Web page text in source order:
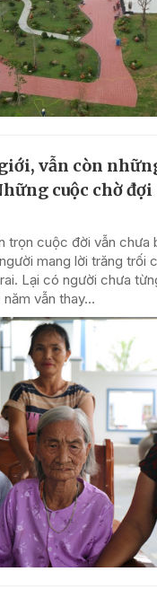
vẫn còn
cuộc chờ
trọn cuộc đời vẫn chưa
mang lời trăng trối
Lại có người chưa
vẫn thay...